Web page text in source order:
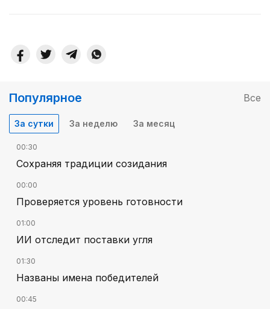
Популярное Все
За сутки За неделю За месяц
00:30
Сохраняя традиции созидания
00:00
Проверяется уровень готовности
01:00
ИИ отследит поставки угля
01:30
Названы имена победителей
00:45